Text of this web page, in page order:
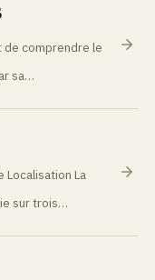
comprendre le
sa…
Localisation La
sur trois…